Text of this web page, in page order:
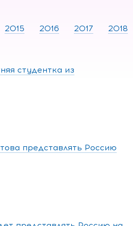
2015 2016 2017 2018
студентка из
представлять Россию